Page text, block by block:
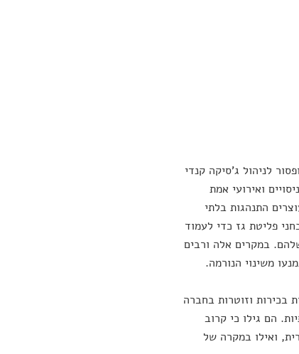
לניהול ג'סיקה קנדי
ואירועי אמת
התנהגות בלתי
פליטת גז כדי לעמוד
במקרים אלה ורבים
משינוי הנורמה.
בכירות וזוטרות בחברה
הם גילו כי קרוב
ואילו במקרה של